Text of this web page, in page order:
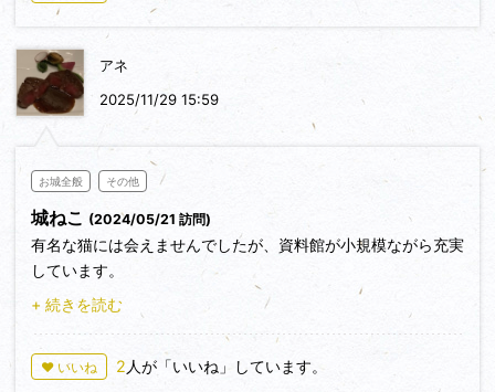
アネ
2025/11/29 15:59
お城全般 その他
城ねこ (2024/05/21 訪問)
有名な猫には会えませんでしたが、資料館が小規模ながら充実
しています。
お隣が学校のため、授業を邪魔しないよう、大人数の大人は気
を配りましょう。(一方でちょっと不審な人を見かけて、心配
になりました)
4本の大木も必見。
+ 続きを読む
♥ いいね 2 人が「いいね」しています。